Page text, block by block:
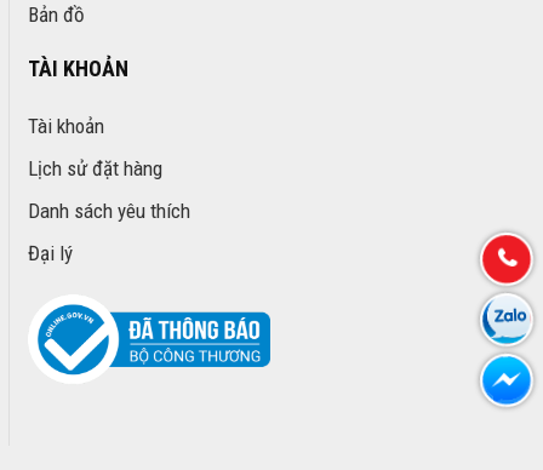
Bản đồ
TÀI KHOẢN
Tài khoản
Lịch sử đặt hàng
Danh sách yêu thích
Đại lý